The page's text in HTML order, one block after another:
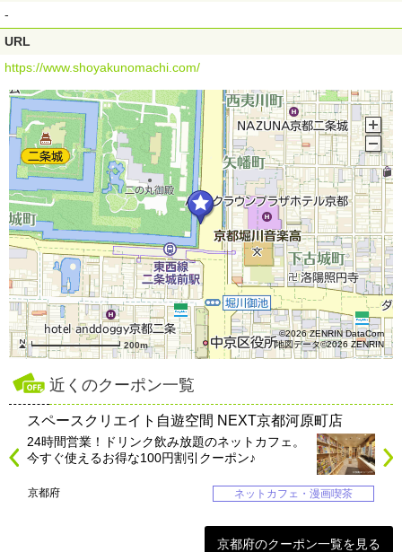
-
URL
https://www.shoyakunomachi.com/
200m
©2026 ZENRIN DataCom
地図データ©2026 ZENRIN
近くのクーポン一覧
スペースクリエイト自遊空間 NEXT京都河原町店
24時間営業！ドリンク飲み放題のネットカフェ。
今すぐ使えるお得な100円割引クーポン♪
京都府 ネットカフェ・漫画喫茶
京都府のクーポン一覧を見る